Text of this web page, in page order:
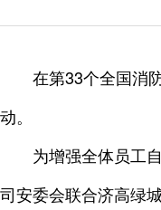
在第33个全国消
动。
为增强全体员工
司安委会联合济高绿